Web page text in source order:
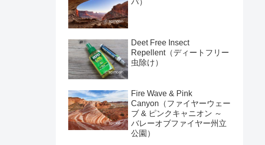
バ）
Deet Free Insect
Repellent（ディートフリー
虫除け）
Fire Wave & Pink
Canyon（ファイヤーウェー
ブ & ピンクキャニオン ～
バレーオブファイヤー州立
公園）